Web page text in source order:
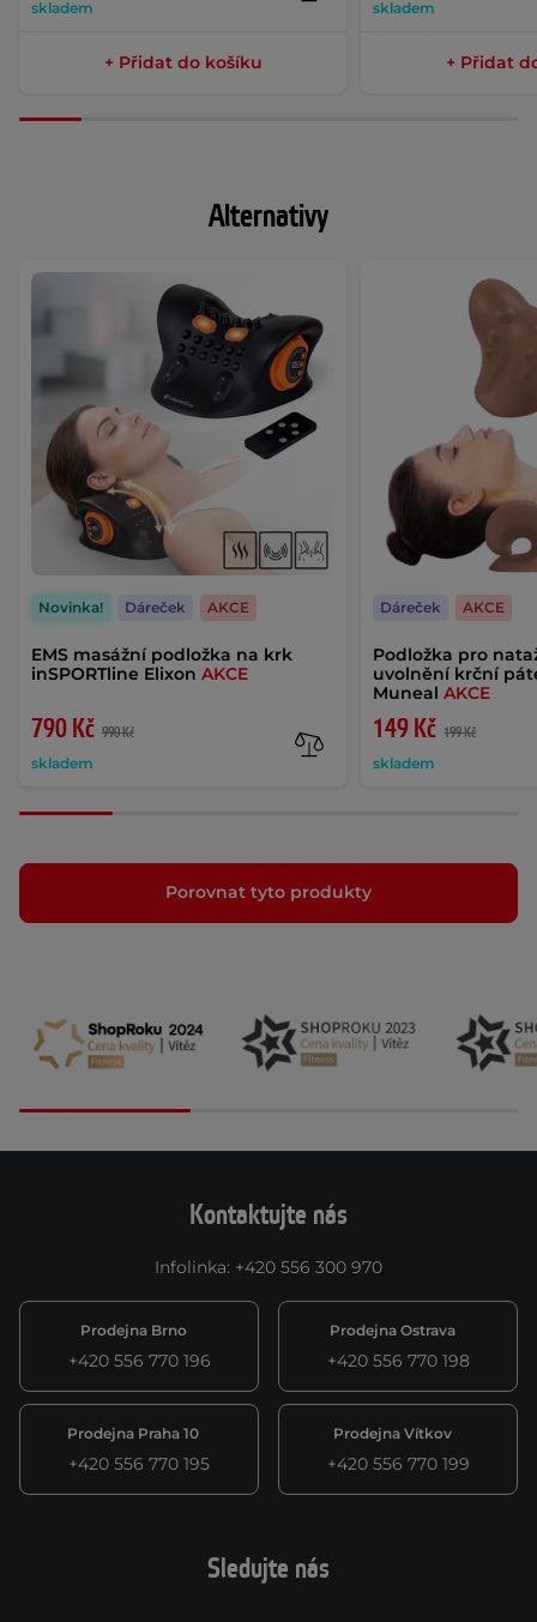
skladem
+ Přidat do košíku
skladem
+ Přidat
Alternativy
EMS masážní podložka na krk
inSPORTline Elixon AKCE
790 Kč 990 Kč
skladem
Novinka! Dáreček AKCE
Podložka pro
uvolnění krční
MunealAKCE
149 Kč 199 Kč
skladem
Dáreček AKCE
Porovnat tyto produkty
Kontaktujte nás
Infolinka: +420 556 300 970
Prodejna Brno
+420 556 770 196
Prodejna Ostrava
+420 556 770 198
Prodejna Praha 10
+420 556 770 195
Prodejna Vítkov
+420 556 770 199
Sledujte nás